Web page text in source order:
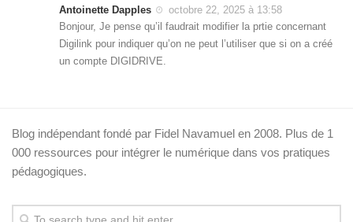
Antoinette Dapples
octobre 22, 2025 à 13:58
Bonjour, Je pense qu’il faudrait modifier la prtie concernant
Digilink pour indiquer qu’on ne peut l’utiliser que si on a créé
un compte DIGIDRIVE.
Blog indépendant fondé par Fidel Navamuel en 2008. Plus de 1
000 ressources pour intégrer le numérique dans vos pratiques
pédagogiques.